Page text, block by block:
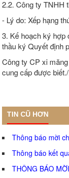
2.2. Công ty TNHH
- Lý do: Xếp hạng
3. Kế hoạch ký hợp
thầu ký Quyết định
Công ty CP xi
cung cấp được
TIN CŨ HƠN
Thông báo mời
Thông báo kết
THÔNG BÁO